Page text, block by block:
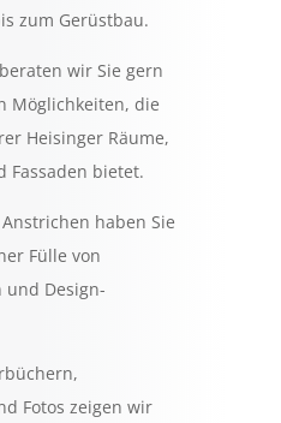
zum Gerüstbau.
wir Sie gern
Möglichkeiten, die
Heisinger Räume,
Fassaden bietet.
haben Sie
Fülle von
und Design-
Fotos zeigen wir